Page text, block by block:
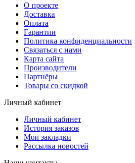
О проекте
Доставка
Оплата
Гарантии
Политика конфиденциальности
Связаться с нами
Карта сайта
Производители
Партнёры
Товары со скидкой
Личный кабинет
Личный кабинет
История заказов
Мои закладки
Рассылка новостей